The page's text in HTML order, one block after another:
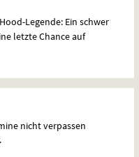
Legende: Ein schwer
letzte Chance auf
nicht verpassen